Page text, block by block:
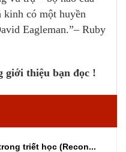
kinh có một huyền
Eagleman.”– Ruby
giới thiệu bạn đọc !
triết học (Recon...